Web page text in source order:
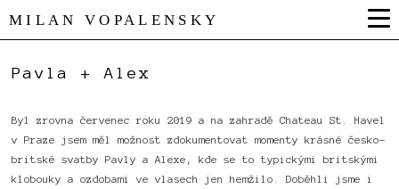
MILAN VOPALENSKY
Pavla + Alex
Byl zrovna červenec roku 2019 a na zahradě Chateau St. Havel
v Praze jsem měl možnost zdokumentovat momenty krásné česko-
britské svatby Pavly a Alexe, kde se to typickými britskými
klobouky a ozdobami ve vlasech jen hemžilo. Doběhli jsme i